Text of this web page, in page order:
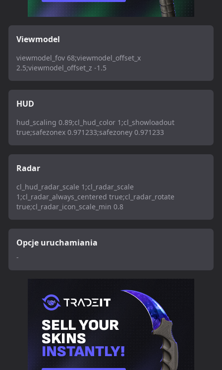
Viewmodel
viewmodel_fov 68;viewmodel_offset_x
2.5;viewmodel_offset_z -1.5
HUD
hud_scaling 0.89;cl_hud_color 1;cl_showloadout
true;safezonex 0.971233;safezoney 0.971233
Radar
cl_hud_radar_scale 1;cl_radar_scale
1;cl_radar_always_centered true;cl_radar_rotate
true;cl_radar_icon_scale_min 0.8
Opcje uruchamiania
-